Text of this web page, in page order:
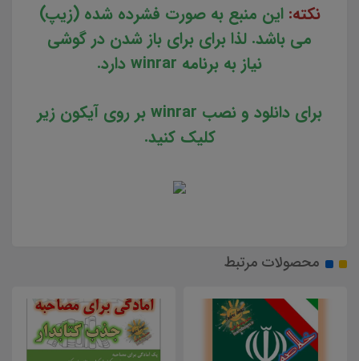
نکته: این منبع به صورت فشرده شده (زیپ)
می باشد. لذا برای برای باز شدن در گوشی
نیاز به برنامه winrar دارد.
برای دانلود و نصب winrar بر روی آیکون زیر
کلیک کنید.
محصولات مرتبط